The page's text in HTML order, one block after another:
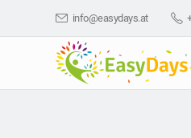
info@easydays.at